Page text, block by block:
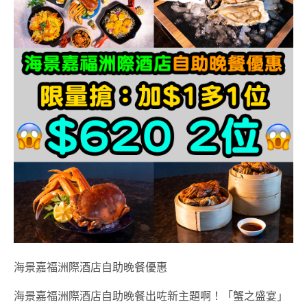
海景嘉福洲際酒店自助晚餐優惠
海景嘉福洲際酒店自助晚餐出咗新主題啊！「蟹之盛宴」